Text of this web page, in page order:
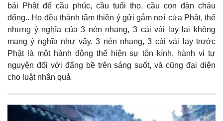
bái Phật để cầu phúc, cầu tuổi thọ, cầu con đàn cháu
đống.. Họ đều thành tâm thiện ý gửi gắm nơi cửa Phật, thế
nhưng ý nghĩa của 3 nén nhang, 3 cái vái lạy lại không
mang ý nghĩa như vậy. 3 nén nhang, 3 cái vái lạy trước
Phật là một hành động thể hiện sự tôn kính, hành vi tự
nguyện đối với đấng bề trên sáng suốt, và cũng đại diện
cho luật nhân quả